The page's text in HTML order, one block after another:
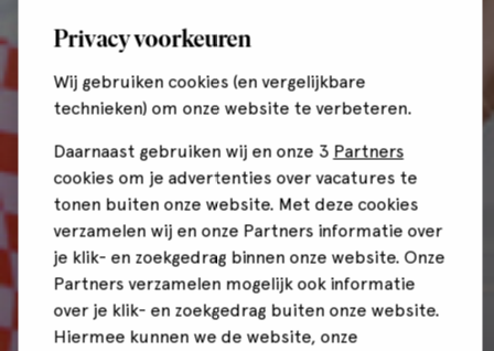
Privacy voorkeuren
Wij gebruiken cookies (en vergelijkbare
technieken) om onze website te verbeteren.
Daarnaast gebruiken wij en onze 3 Partners
cookies om je advertenties over vacatures te
tonen buiten onze website. Met deze cookies
verzamelen wij en onze Partners informatie over
je klik- en zoekgedrag binnen onze website. Onze
Partners verzamelen mogelijk ook informatie
over je klik- en zoekgedrag buiten onze website.
Hiermee kunnen we de website, onze